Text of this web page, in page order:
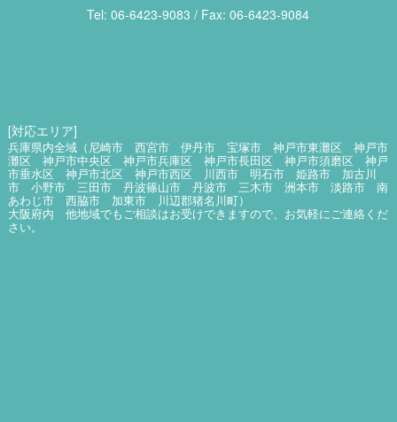
Tel: 06​-6423​-9083 / Fax: 06​-6423​-9084
[対応エリア]
兵庫県内全域（尼崎市 西宮市 伊丹市 宝塚市 神戸市東灘区 神戸市
灘区 神戸市中央区 神戸市兵庫区 神戸市長田区 神戸市須磨区 神戸
市垂水区 神戸市北区 神戸市西区 川西市 明石市 姫路市 加古川
市 小野市 三田市 丹波篠山市 丹波市 三木市 洲本市 淡路市 南
あわじ市 西脇市 加東市 川辺郡猪名川町）
大阪府内 他地域でもご相談はお受けできますので、お気軽にご連絡くだ
さい。